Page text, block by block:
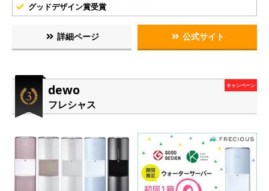
グッドデザイン賞受賞
詳細ページ 公式サイト
dewo
フレシャス
キャンペーン